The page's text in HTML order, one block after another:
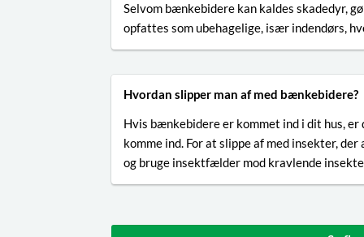
Selvom bænkebidere kan kaldes skadedyr,
opfattes som ubehagelige, især indendørs,
Hvordan slipper man af med bænkebidere?
Hvis bænkebidere er kommet ind i dit hus,
komme ind. For at slippe af med insekter,
og bruge insektfælder mod kravlende